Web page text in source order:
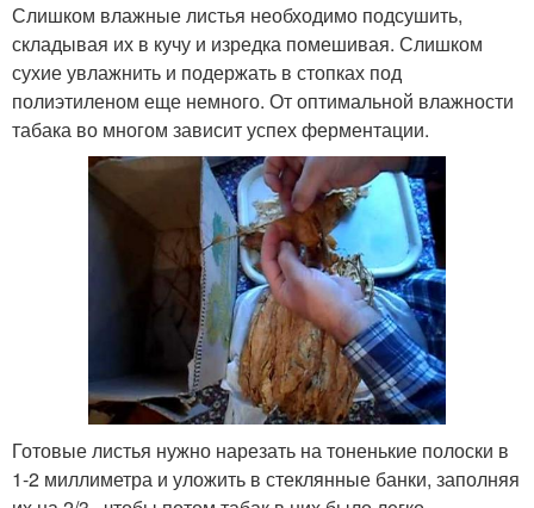
Слишком влажные листья необходимо подсушить,
складывая их в кучу и изредка помешивая. Слишком
сухие увлажнить и подержать в стопках под
полиэтиленом еще немного. От оптимальной влажности
табака во многом зависит успех ферментации.
Готовые листья нужно нарезать на тоненькие полоски в
1-2 миллиметра и уложить в стеклянные банки, заполняя